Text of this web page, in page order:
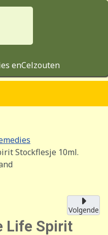
enCelzouten
Stockflesje 10ml.
Volgende
Life Spirit